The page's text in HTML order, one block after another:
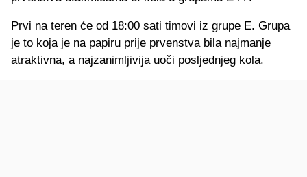
Prvi na teren će od 18:00 sati timovi iz grupe E. Grupa
je to koja je na papiru prije prvenstva bila najmanje
atraktivna, a najzanimljivija uoči posljednjeg kola.